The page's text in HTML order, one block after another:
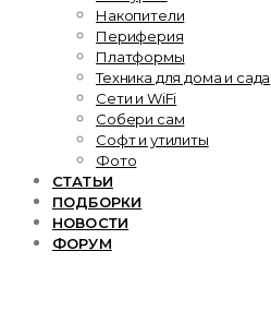
Накопители
Периферия
Платформы
Техника для дома и сада
Сети и WiFi
Собери сам
Софт и утилиты
Фото
СТАТЬИ
ПОДБОРКИ
НОВОСТИ
ФОРУМ